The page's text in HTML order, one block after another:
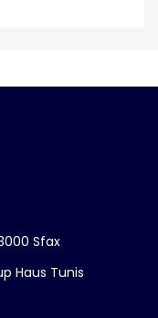
Sfax
Haus Tunis